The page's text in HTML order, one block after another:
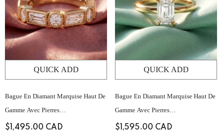
QUICK ADD
Bague En Diamant Marquise Haut De
Gamme Avec Pierres
D'accompagnement Baguette
$1,495.00 CAD
QUICK ADD
Bague En Diamant Marquise Haut De
Gamme Avec Pierres
D'accompagnement Baguette
$1,595.00 CAD